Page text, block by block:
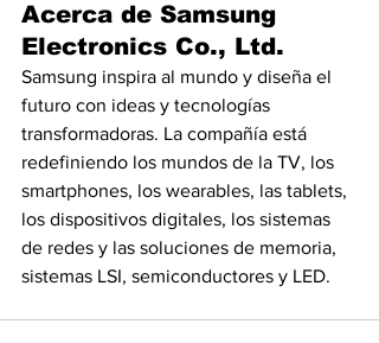
Acerca de Samsung
Electronics Co., Ltd.
Samsung inspira al mundo y diseña el
futuro con ideas y tecnologías
transformadoras. La compañía está
redefiniendo los mundos de la TV, los
smartphones, los wearables, las tablets,
los dispositivos digitales, los sistemas
de redes y las soluciones de memoria,
sistemas LSI, semiconductores y LED.